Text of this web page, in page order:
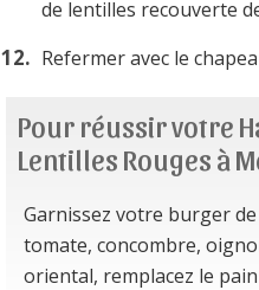
de lentilles recouverte
Refermer avec le
Pour réussir votre
Lentilles Rouges à
Garnissez votre burger
tomate, concombre,
oriental, remplacez le